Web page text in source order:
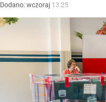
Dodano:wczoraj 13:25